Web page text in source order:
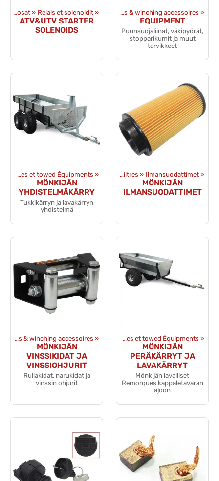
Sähkövaraosat ‪» Relais et solenoidit ‪»
ATV&UTV STARTER
SOLENOIDS
‪» ATV & UTV accessoires ‪» Winches & winching accessoires ‪»
EQUIPMENT
Puunsuojaliinat, väkipyörät,
stopparikumit ja muut
tarvikkeet
Remorques et towed Équipments ‪»
MÖNKIJÄN
YHDISTELMÄKÄRRY
Tukkikärryn ja lavakärryn
yhdistelmä
Produits ‪» Pièces détachées Filtres ‪» Ilmansuodattimet ‪»
MÖNKIJÄN
ILMANSUODATTIMET
Winches & winching accessoires ‪»
MÖNKIJÄN
VINSSIKIDAT JA
VINSSIOHJURIT
Rullakidat, narukidat ja
vinssin ohjurit
Produits ‪» Remorques et towed Équipments ‪»
MÖNKIJÄN
PERÄKÄRRYT JA
LAVAKÄRRYT
Mönkijän lavalliset
Remorques kappaletavaran
ajoon